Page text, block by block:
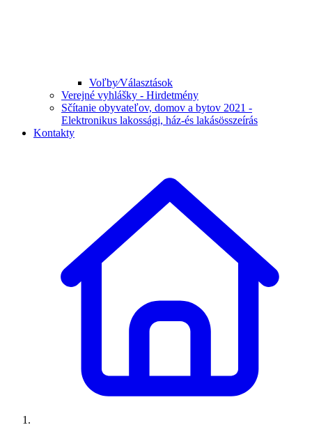
Voľby⁄Választások
Verejné vyhlášky - Hirdetmény
Sčítanie obyvateľov, domov a bytov 2021 -
Elektronikus lakossági, ház-és lakásösszeírás
Kontakty